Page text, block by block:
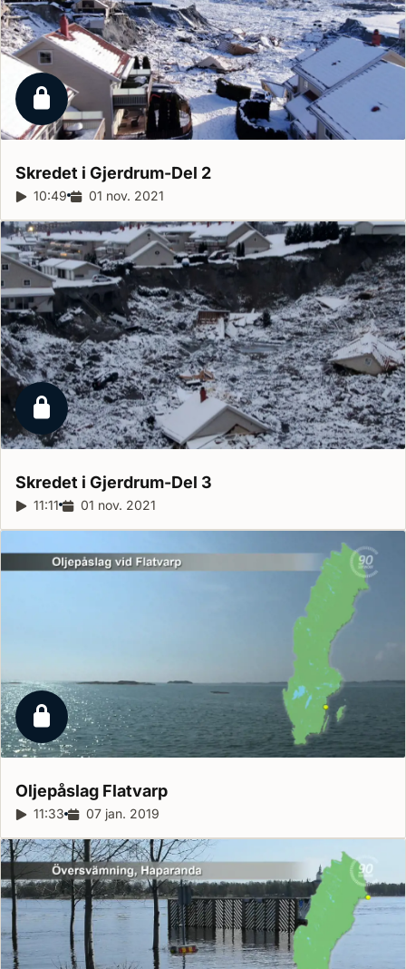
Låst reportage
Skredet i Gjerdrum-Del 2
Reportagelängd:
10:49 Releasedatum:
01 nov. 2021
Låst reportage
Skredet i Gjerdrum-Del 3
Reportagelängd:
11:11 Releasedatum:
01 nov. 2021
Låst reportage
Oljepåslag Flatvarp
Reportagelängd:
11:33 Releasedatum:
07 jan. 2019